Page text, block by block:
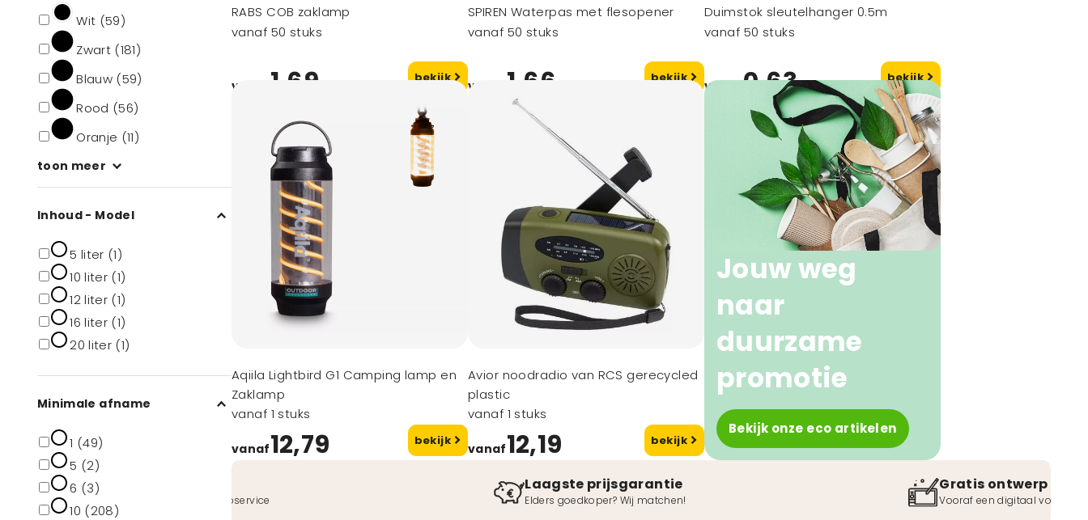
Wit (59)
Zwart (181)
Blauw (59)
Rood (56)
Oranje (11)
toon meer
Inhoud - Model
5 liter (1)
10 liter (1)
12 liter (1)
16 liter (1)
20 liter (1)
Minimale afname
1 (49)
5 (2)
6 (3)
10 (208)
RABS COB zaklamp
vanaf 50 stuks
vanaf 1,69 bekijk
SPIREN Waterpas met flesopener
vanaf 50 stuks
vanaf 1,66 bekijk
Duimstok sleutelhanger 0.5m
vanaf 50 stuks
vanaf 0,63 bekijk
Aqiila Lightbird G1 Camping lamp en
Zaklamp
vanaf 1 stuks
vanaf12,79 bekijk
Avior noodradio van RCS gerecycled
plastic
vanaf 1 stuks
vanaf12,19 bekijk
Jouw weg
naar
duurzame
promotie
Bekijk onze eco artikelen
Ervaar onze snelle topservice
Laagste prijsgarantie
Elders goedkoper? Wij matchen!
Gratis ontwerp
Vooraf een digitaal